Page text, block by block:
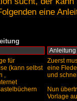
eine
Anleitung
für
(kann selbst
Zuerst
eine
und
Nun
Vorlage